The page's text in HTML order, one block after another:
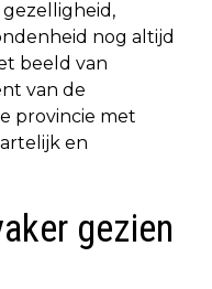
nog altijd
beeld van
van de
provincie met
en
gezien